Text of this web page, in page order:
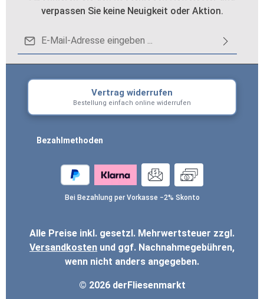
verpassen Sie keine Neuigkeit oder Aktion.
E-Mail-Adresse*
Datenschutz
Ich habe die
Kenntnis genommen und dieAGBgelesen und
bin mit ihnen einverstanden.*
Um weiterzugehen, geben Sie die oben
abgebildeten Zeichen ein*
Vertrag widerrufen
Bestellung einfach online widerrufen
Bezahlmethoden
Bei Bezahlung per Vorkasse −2% Skonto
© 2026 derFliesenmarkt
Alle Preise inkl. gesetzl. Mehrwertsteuer zzgl.
Versandkosten und ggf. Nachnahmegebühren,
wenn nicht anders angegeben.